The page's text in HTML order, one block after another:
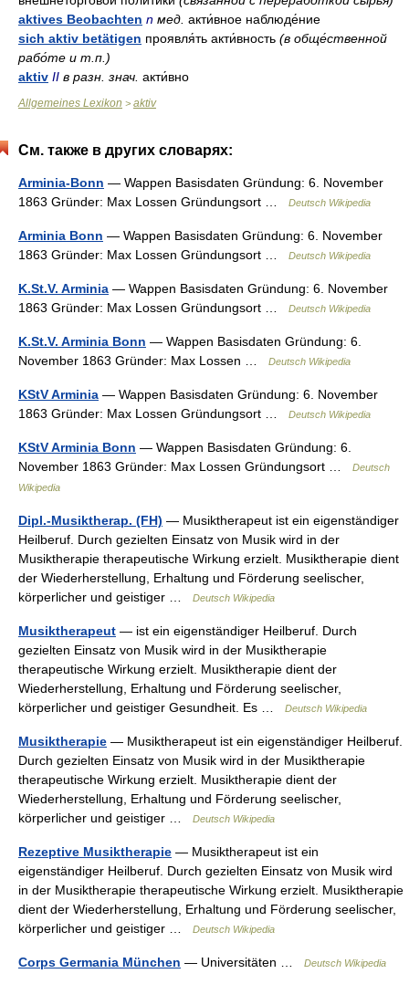
aktives Beobachten n мед. акти́вное наблюде́ние
sich aktiv betätigen проявля́ть акти́вность (в обще́ственной
рабо́те и т.п.)
aktiv II в разн. знач. акти́вно
Allgemeines Lexikon > aktiv
См. также в других словарях:
Arminia-Bonn — Wappen Basisdaten Gründung: 6. November
1863 Gründer: Max Lossen Gründungsort …
Deutsch Wikipedia
Arminia Bonn — Wappen Basisdaten Gründung: 6. November
1863 Gründer: Max Lossen Gründungsort …
Deutsch Wikipedia
K.St.V. Arminia — Wappen Basisdaten Gründung: 6. November
1863 Gründer: Max Lossen Gründungsort …
Deutsch Wikipedia
K.St.V. Arminia Bonn — Wappen Basisdaten Gründung: 6.
November 1863 Gründer: Max Lossen …
Deutsch Wikipedia
KStV Arminia — Wappen Basisdaten Gründung: 6. November
1863 Gründer: Max Lossen Gründungsort …
Deutsch Wikipedia
KStV Arminia Bonn — Wappen Basisdaten Gründung: 6.
November 1863 Gründer: Max Lossen Gründungsort …
Deutsch
Wikipedia
Dipl.-Musiktherap. (FH) — Musiktherapeut ist ein eigenständiger
Heilberuf. Durch gezielten Einsatz von Musik wird in der
Musiktherapie therapeutische Wirkung erzielt. Musiktherapie dient
der Wiederherstellung, Erhaltung und Förderung seelischer,
körperlicher und geistiger …
Deutsch Wikipedia
Musiktherapeut — ist ein eigenständiger Heilberuf. Durch
gezielten Einsatz von Musik wird in der Musiktherapie
therapeutische Wirkung erzielt. Musiktherapie dient der
Wiederherstellung, Erhaltung und Förderung seelischer,
körperlicher und geistiger Gesundheit. Es …
Deutsch Wikipedia
Musiktherapie — Musiktherapeut ist ein eigenständiger Heilberuf.
Durch gezielten Einsatz von Musik wird in der Musiktherapie
therapeutische Wirkung erzielt. Musiktherapie dient der
Wiederherstellung, Erhaltung und Förderung seelischer,
körperlicher und geistiger …
Deutsch Wikipedia
Rezeptive Musiktherapie — Musiktherapeut ist ein
eigenständiger Heilberuf. Durch gezielten Einsatz von Musik wird
in der Musiktherapie therapeutische Wirkung erzielt. Musiktherapie
dient der Wiederherstellung, Erhaltung und Förderung seelischer,
körperlicher und geistiger …
Deutsch Wikipedia
Corps Germania München — Universitäten … Deutsch Wikipedia